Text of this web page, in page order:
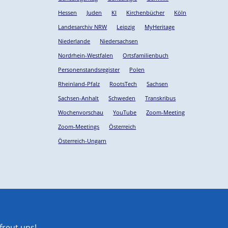
Hessen
Juden KI Kirchenbücher
Köln
Landesarchiv NRW
Leipzig
MyHeritage
Niederlande
Niedersachsen
Nordrhein-Westfalen
Ortsfamilienbuch
Personenstandsregister
Polen
Rheinland-Pfalz
RootsTech
Sachsen
Sachsen-Anhalt
Schweden
Transkribus
Wochenvorschau
YouTube
Zoom-Meeting
Zoom-Meetings
Österreich
Österreich-Ungarn